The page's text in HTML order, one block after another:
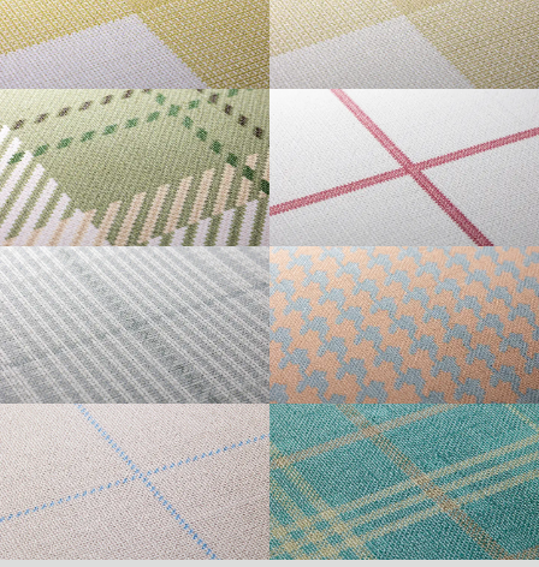
・サイズ
950mm×47m（有効巾900mm・m切売り）
・不燃認定番号
NM-5450
・準不燃認定番号
MFN-3734
| リピートレス商品について |
横のリピートサイズがW900mm以上の商品はリピートレスタイプです。
リピートレスタイプの商品をご注文の際は、必ずRepeat Imageをご確認いた
だき、番号をご指定ください。
リピートレスタイプのご注文数量は、本売り(W900mmxH2700mm/本)となり
ますのでご注意ください。
また、ご使用される壁面や天井へのリピートサイズの調整をご希望の場合
は、お問い合わせください。
高温、多濯、水漏れの環墳や屋外での使用はお避けください。天井や間接照
明付近など、下地の段差が目立つ場所にご使用になる場合は、ご注意下さ
い。
| 3.柄合わせの必要な商品について |
柄合わせを必要とする商品は、要尺が無地系の商品よりも多くなりますので
ご注意ください。施工の際は見本帳の「リピート」表示を参考に柄合わせし
てください。
| 4.施工費について |
一般ビニル壁紙と比較して加工難易度が冨いため、施工費が割増しになる場
合があります。あらかじめ商品特性や現場の環境などをご確認の上、商品選
択をお願いします．
防
火
性
能
施
工
方
法
直
張
り
不燃材料※① 不燃
不燃石膏ボード※② 不燃
準不燃材料※③
金属板※④ -
施
工
方
法
下
張
り
不燃材料※① -
不燃石膏ボード※② -
準不燃材料※③ -
それぞれ壁紙との組み合わせで使用できる代表的な下地基材は以下のものに
なります。
※①告示第1400号のモルタル、厚さが5mm以上の繊維混入ケイ酸カルシウム
板
※②告示第1400号の厚さが12mm以上の石膏ボード
※③告示第1401号の厚さが9mm以上の石膏ボード
GINGHAM L GINGHAM S
TARTAN GRAPH CHECK
GLEN CHECK HOUNDSTOOTH